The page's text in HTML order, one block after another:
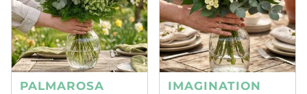
PALMAROSA IMAGINATION